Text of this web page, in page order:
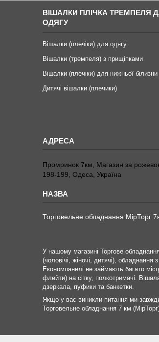
ВІШАЛКИ ПЛІЧКА ТРЕМПЕЛЯ
ОДЯГУ
Вішалки (плечіки) для одягу
Вішалки (тремпеля) з прищіпками
Вішалки (плечіки) для нижньої білизни
Дитячі вішалки (плечики)
Промринок 7км, Магазин за
198-199, Одеса, Україна
Торговельне обладнання МірТорг
У нашому магазині Торгове
(чоловічі, жіночі, дитячі),
Економпанелі не займають багато
флейти) на сітку, полкотримачі.
дзеркала, пуфики та банкетки.
Якщо у вас виникли питання ми
Торговельне обладнання 7 км